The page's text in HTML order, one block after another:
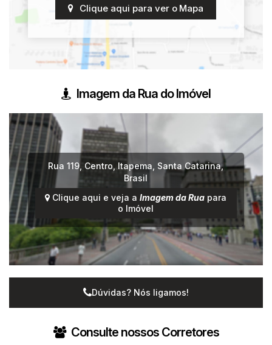
Clique aqui para ver o Mapa
Imagem da Rua do Imóvel
Rua 119 Centro ,Itapema Santa Catarina,
Brasil
Clique aqui e veja aImagem da Rua para
o Imóvel
Dúvidas? Nós ligamos!
Consulte nossos Corretores